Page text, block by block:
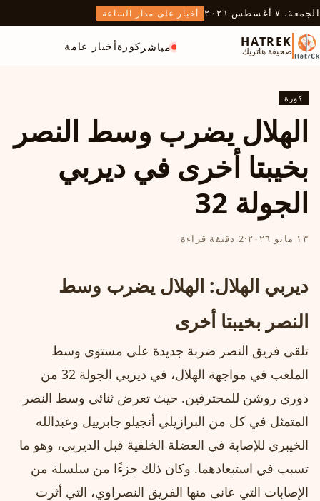
الجمعة، ٧ أغسطس ٢٠٢٦ أخبار على مدار الساعة
HATREK
صحيفة هاتريك مباشر كورةأخبار عامة
كورة
الهلال يضرب وسط النصر
بخيبتا أخرى في ديربي
الجولة 32
١٣ مايو ٢٠٢٦ ·2 دقيقة قراءة
ديربي الهلال: الهلال يضرب وسط
النصر بخيبتا أخرى
تلقى فريق النصر ضربة جديدة على مستوى وسط
الملعب في مواجهة الهلال، في ديربي الجولة 32 من
دوري روشن للمحترفين. حيث تعرض ثنائي وسط النصر
المتمثل في كل من البرازيلي أنجيلو جابرييل وعبدالله
الخيبري للإصابة في العضلة الخلفية قبل الديربي، وهو ما
تسبب في استبعادهما. وكان ذلك جزءًا من سلسلة من
الإصابات التي عانى منها الفريق النصراوي، التي أثرت